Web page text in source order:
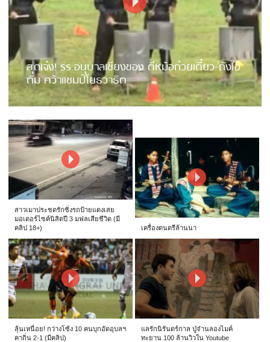
สุดเจ๋ง! รร.อนุบาลเชียงของ ตีหม้อก๋วยเตี๋ยว-ถังไอ
ติม คว้าแชมป์โยธวาธิต
สาวเมาประชดรักซิ่งรถป้ายแดงเสย
มอเตอร์ไซค์นิสิตปี 3 มฟลเสียชีวิต (มี
คลิป 18+)
เครื่องดนตรีล้านนา
ลุ้นเหนื่อย! กว่างโซ้ง 10 คนบุกอัดอุบลฯ
คาถิ่น 2-1 (มีคลิป)
แลรักนิรันดร์กาล ปู่จ๋านลองไมค์
ทะยาน 100 ล้านวิวใน Youtube